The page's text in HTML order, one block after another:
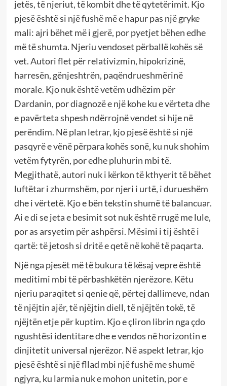
jetës, të njeriut, të kombit dhe të qytetërimit. Kjo
pjesë është si një fushë më e hapur pas një gryke
mali: ajri bëhet më i gjerë, por pyetjet bëhen edhe
më të shumta. Njeriu vendoset përballë kohës së
vet. Autori flet për relativizmin, hipokrizinë,
harresën, gënjeshtrën, paqëndrueshmërinë
morale. Kjo nuk është vetëm udhëzim për
Dardanin, por diagnozë e një kohe ku e vërteta dhe
e pavërteta shpesh ndërrojnë vendet si hije në
perëndim. Në plan letrar, kjo pjesë është si një
pasqyrë e vënë përpara kohës sonë, ku nuk shohim
vetëm fytyrën, por edhe pluhurin mbi të.
Megjithatë, autori nuk i kërkon të kthyerit të bëhet
luftëtar i zhurmshëm, por njeri i urtë, i durueshëm
dhe i vërtetë. Kjo e bën tekstin shumë të balancuar.
Ai e di se jeta e besimit sot nuk është rrugë me lule,
por as arsyetim për ashpërsi. Mësimi i tij është i
qartë: të jetosh si dritë e qetë në kohë të paqarta.
Një nga pjesët më të bukura të kësaj vepre është
meditimi mbi të përbashkëtën njerëzore. Këtu
njeriu paraqitet si qenie që, përtej dallimeve, ndan
të njëjtin ajër, të njëjtin diell, të njëjtën tokë, të
njëjtën etje për kuptim. Kjo e çliron librin nga çdo
ngushtësi identitare dhe e vendos në horizontin e
dinjitetit universal njerëzor. Në aspekt letrar, kjo
pjesë është si një fllad mbi një fushë me shumë
ngjyra, ku larmia nuk e mohon unitetin, por e